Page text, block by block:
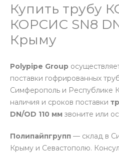
Купить трубу
КОРСИС SN8
Крыму
Polypipe Group
поставки гофрированных
Симферополь и Республике
наличия и сроков поставки
DN/OD 110 мм звоните или
Полипайпгрупп — склад в
Крыму и Севастополю.